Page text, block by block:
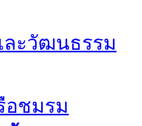
ะวัฒนธรรม
อชมรม